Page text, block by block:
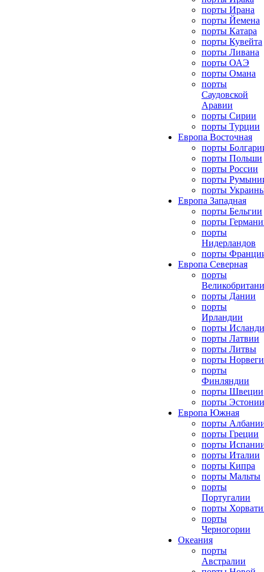
порты Ирана
порты Йемена
порты Катара
порты Кувейта
порты Ливана
порты ОАЭ
порты Омана
порты
Саудовской
Аравии
порты Сирии
порты Турции
Европа Восточная
порты
порты Польши
порты России
порты
порты
Европа Западная
порты Бельгии
порты
порты
Нидерландов
порты
Европа Северная
порты
порты Дании
порты
Ирландии
порты
порты Латвии
порты Литвы
порты
порты
Финляндии
порты Швеции
порты Эстонии
Европа Южная
порты
порты Греции
порты
порты Италии
порты Кипра
порты Мальты
порты
Португалии
порты
порты
Черногории
Океания
порты
Австралии